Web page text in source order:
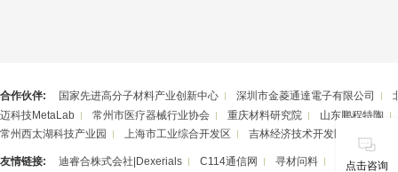
合作伙伴: 国家先进高分子材料产业创新中心 深圳市金菱通達電子有限公司
迈科技MetaLab
常州市医疗器械行业协会 重庆材料研究院
山东鹏程特陶
常州西太湖科技产业园
上海市工业综合开发区 吉林经济技术开发区
友情链接: 迪睿合株式会社|Dexerials C114通信网 寻材问料 潮州三环（
点击咨询